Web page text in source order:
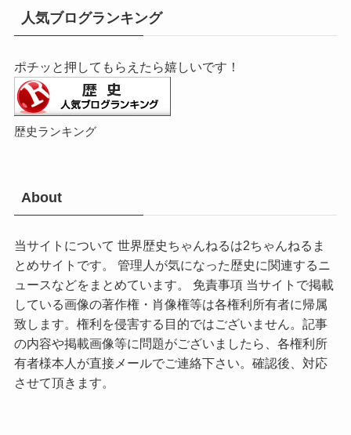
人気ブログランキング
ポチッと押してもらえたら嬉しいです！
歴史ランキング
About
当サイトについて 世界歴史ちゃんねるは2ちゃんねるま
とめサイトです。 管理人が気になった歴史に関連するニ
ュースなどをまとめています。 免責事項 当サイトで掲載
している画像の著作権・肖像権等は各権利所有者に帰属
致します。権利を侵害する目的ではございません。記事
の内容や掲載画像等に問題がございましたら、各権利所
有者様本人が直接メールでご連絡下さい。確認後、対応
させて頂きます。